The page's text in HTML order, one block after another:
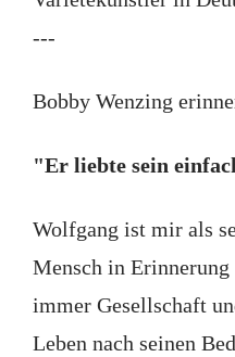
---
Bobby Wenzing
"Er liebte sein
Wolfgang ist mir als
Mensch in
immer Gesellschaft
Leben nach seinen